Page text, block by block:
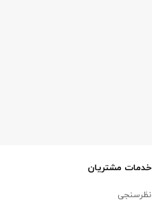
خدمات مشتریان
نظرسنجی